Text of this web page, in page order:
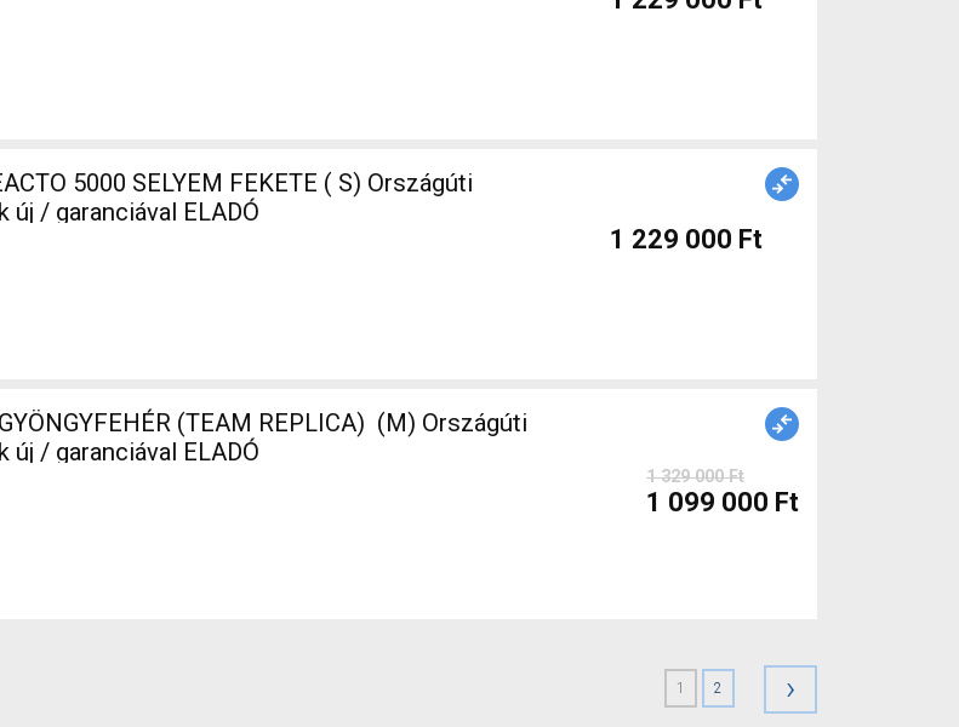
5000 SELYEM FEKETE ( S) Országúti
új / garanciával ELADÓ
1 229 000 Ft
(TEAM REPLICA) (M) Országúti
új / garanciával ELADÓ
1 329 000 Ft
1 099 000 Ft
1 2 ›